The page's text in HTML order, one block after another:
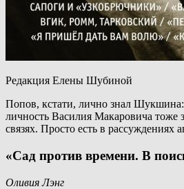
Редакция Елены Шубиной
Попов, кстати, лично знал Шукшина:
личность Василия Макаровича тоже
связях. Просто есть в рассуждениях
«Сад против времени. В
Оливия Лэнг